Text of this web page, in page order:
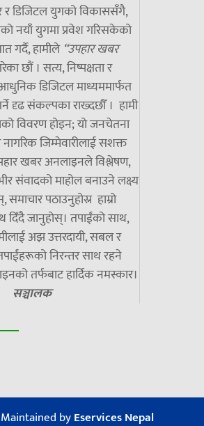
र डिजिटल युगको विकाससँगै,
नयाँ युगमा प्रवेश गरिसकेको
गर्दै, हामीले “उपहार खबर
छौं । सत्य, निष्पक्षता र
आधुनिक डिजिटल माध्यममार्फत
दृढ संकल्पका राख्दछौँ । हामी
विवरण होइन; यो जनचेतना
नागरिक जिम्मेवारीलाई सशक्त
खबर अनलाइनले विश्लेषण,
संवादको माहोल बनाउने लक्ष्य
पठाउनुहोस्र हाम्रो
दिँदै जानुहोस्। तपाईंको साथ,
अझ उत्तरदायी, सबल र
निरन्तर साथ रहने
तर्फबाट हार्दिक नमस्कार।
byEservices Nepal